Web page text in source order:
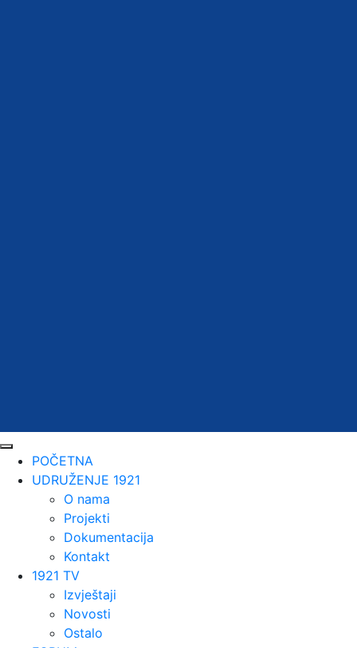
POČETNA
UDRUŽENJE 1921
O nama
Projekti
Dokumentacija
Kontakt
1921 TV
Izvještaji
Novosti
Ostalo